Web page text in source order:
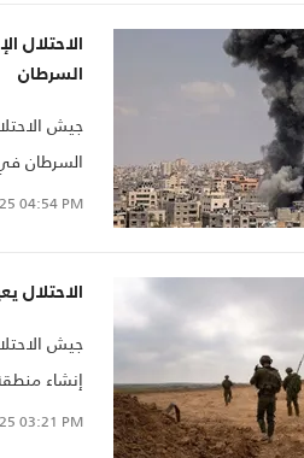
السرطان
جيش
السرطان
04:54 PM
جيش
إنشاء
03:21 PM